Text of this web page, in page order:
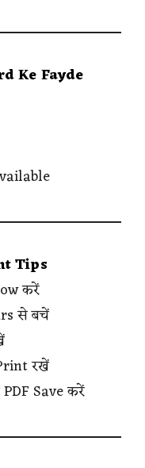
Ke Fayde
Tips
करें
से बचें
रखें
Save करें